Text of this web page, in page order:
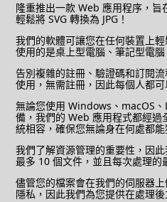
隆重推出一款 Web 應用程序，旨
輕鬆將 SVG 轉換為 JPG！
我們的軟體可讓您在任何裝置上輕
使用的是桌上型電腦、筆記型電
告別複雜的註冊、驗證碼和訂閱
使用，無需註冊，因此每個人都可
無論您使用 Windows、macOS
備，我們的 Web 應用程式都經過
統相容，確保您無論身在何處都
我們了解資源管理的重要性，因
最多 10 個文件，並且每次處理的
儘管您的檔案會在我們的伺服器
隱私，因此我們為您提供在處理